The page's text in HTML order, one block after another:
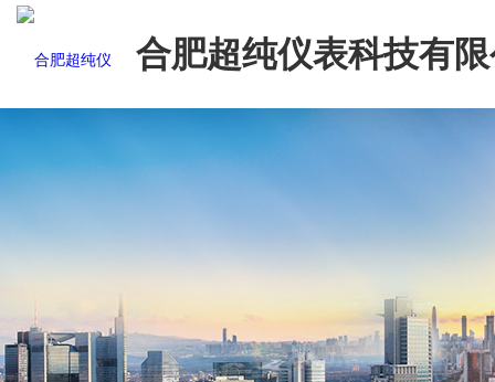
合肥超纯仪表科技有